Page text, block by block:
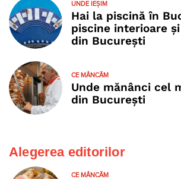
UNDE IEȘIM
Hai la piscină în
piscine interioare
din București
CE MÂNCĂM
Unde mănânci cel
din București
Alegerea editorilor
CE MÂNCĂM